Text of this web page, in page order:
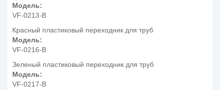
Модель:
VF-0213-B
Красный пластиковый переходник для труб
Модель:
VF-0216-B
Зеленый пластиковый переходник для труб
Модель:
VF-0217-B